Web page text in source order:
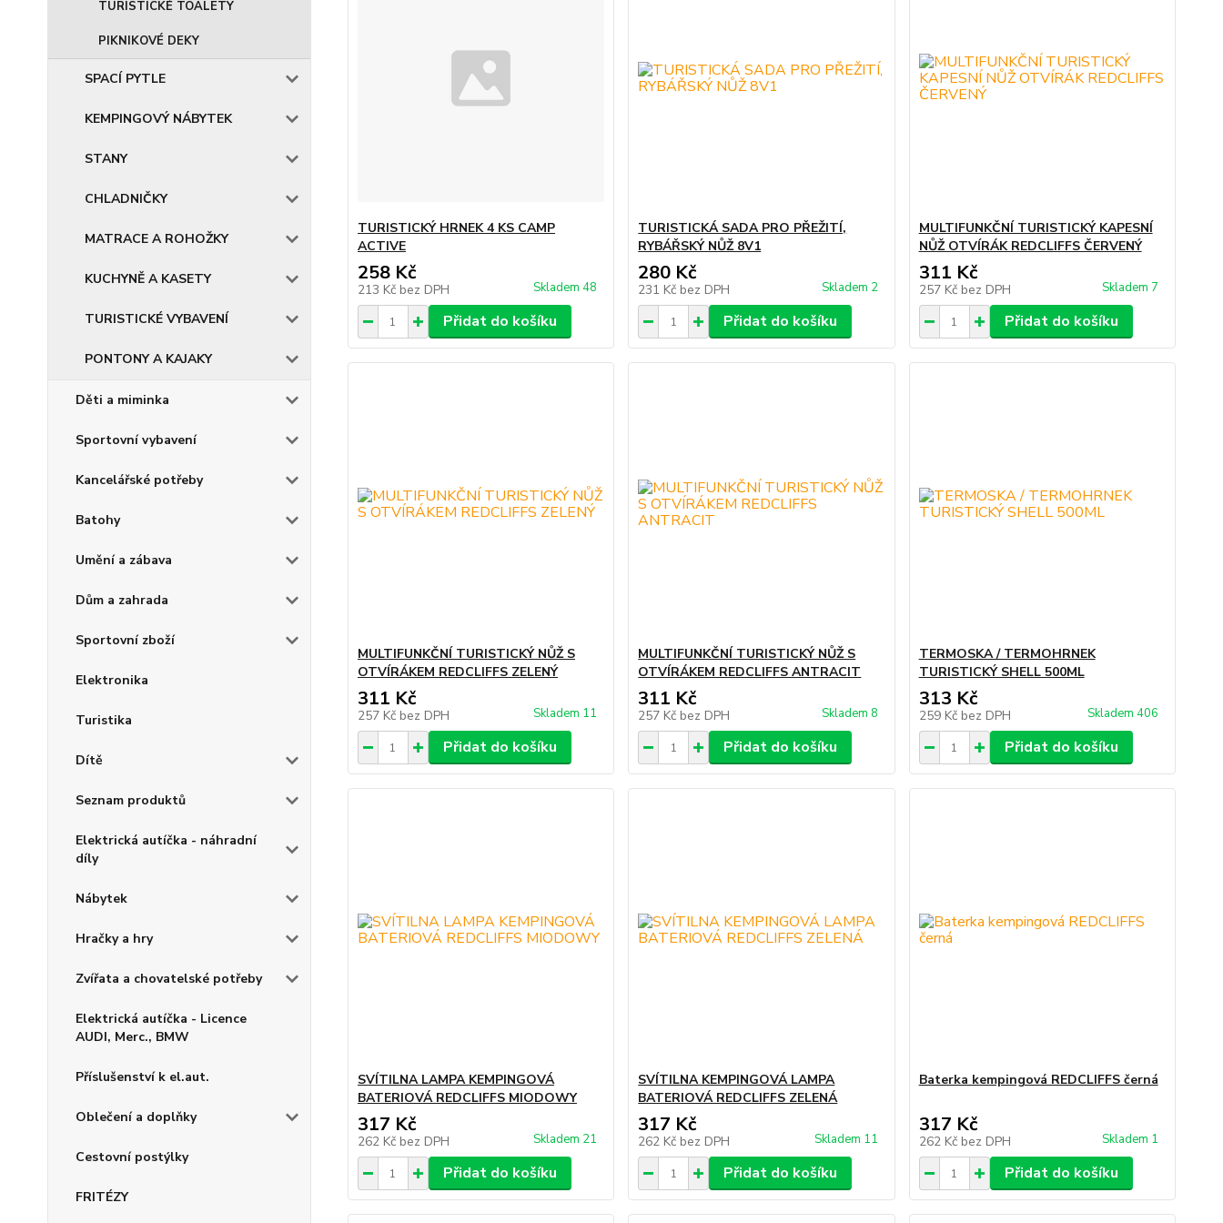
TURISTICKÉ TOALETY
PIKNIKOVÉ DEKY
SPACÍ PYTLE
KEMPINGOVÝ NÁBYTEK
STANY
CHLADNIČKY
MATRACE A ROHOŽKY
KUCHYNĚ A KASETY
TURISTICKÉ VYBAVENÍ
PONTONY A KAJAKY
Děti a miminka
Sportovní vybavení
Kancelářské potřeby
Batohy
Umění a zábava
Dům a zahrada
Sportovní zboží
Elektronika
Turistika
Dítě
Seznam produktů
Elektrická autíčka - náhradní
díly
Nábytek
Hračky a hry
Zvířata a chovatelské potřeby
Elektrická autíčka - Licence
AUDI, Merc., BMW
Příslušenství k el.aut.
Oblečení a doplňky
Cestovní postýlky
FRITÉZY
TURISTICKÝ HRNEK 4 KS CAMP
ACTIVE
258 Kč
213 Kč bez DPH Skladem 48
Přidat do košíku
TURISTICKÁ SADA PRO PŘEŽITÍ,
RYBÁŘSKÝ NŮŽ 8V1
280 Kč
231 Kč bez DPH Skladem 2
Přidat do košíku
MULTIFUNKČNÍ TURISTICKÝ KAPESNÍ
NŮŽ OTVÍRÁK REDCLIFFS ČERVENÝ
311 Kč
257 Kč bez DPH Skladem 7
Přidat do košíku
MULTIFUNKČNÍ TURISTICKÝ NŮŽ S
OTVÍRÁKEM REDCLIFFS ZELENÝ
311 Kč
257 Kč bez DPH Skladem 11
Přidat do košíku
MULTIFUNKČNÍ TURISTICKÝ NŮŽ S
OTVÍRÁKEM REDCLIFFS ANTRACIT
311 Kč
257 Kč bez DPH Skladem 8
Přidat do košíku
TERMOSKA / TERMOHRNEK
TURISTICKÝ SHELL 500ML
313 Kč
259 Kč bez DPH Skladem 406
Přidat do košíku
SVÍTILNA LAMPA KEMPINGOVÁ
BATERIOVÁ REDCLIFFS MIODOWY
317 Kč
262 Kč bez DPH Skladem 21
Přidat do košíku
SVÍTILNA KEMPINGOVÁ LAMPA
BATERIOVÁ REDCLIFFS ZELENÁ
317 Kč
262 Kč bez DPH Skladem 11
Přidat do košíku
Baterka kempingová REDCLIFFS černá
317 Kč
262 Kč bez DPH Skladem 1
Přidat do košíku